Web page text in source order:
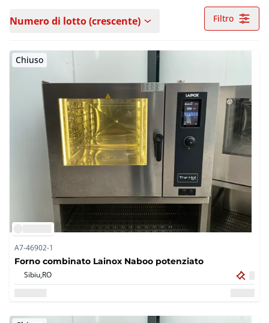
Numero di lotto (crescente) Filtro
Chiuso
A7-46902-1
Forno combinato Lainox Naboo potenziato
Sibiu,RO